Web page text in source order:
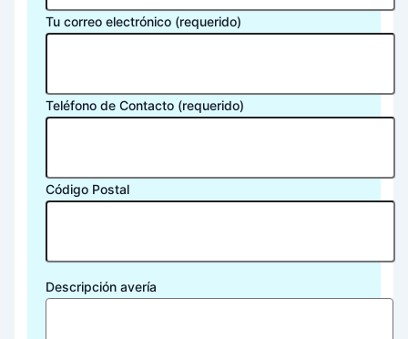
Tu correo electrónico (requerido)
Teléfono de Contacto (requerido)
Código Postal
Descripción avería